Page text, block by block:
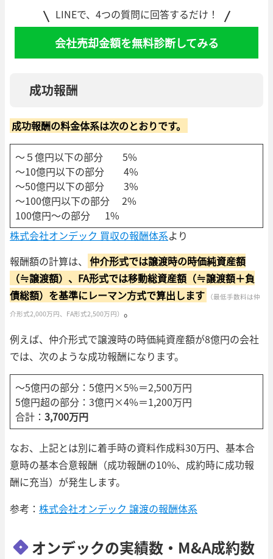
LINEで、4つの質問に回答するだけ！
会社売却金額を無料診断してみる
成功報酬
成功報酬の料金体系は次のとおりです。
～５億円以下の部分 5%
～10億円以下の部分 4%
～50億円以下の部分 3%
～100億円以下の部分 2%
100億円～の部分 1%
株式会社オンデック 買収の報酬体系より
報酬額の計算は、 仲介形式では譲渡時の時価純資産額
（≒譲渡額）、FA形式では移動総資産額（≒譲渡額＋負
債総額）を基準にレーマン方式で算出します
（最低手数料は仲
介形式2,000万円、FA形式2,500万円） 。
例えば、仲介形式で譲渡時の時価純資産額が8億円の会社
では、次のような成功報酬になります。
～5億円の部分：5億円×5%＝2,500万円
5億円超の部分：3億円×4%＝1,200万円
合計： 3,700万円
なお、上記とは別に着手時の資料作成料30万円、基本合
意時の基本合意報酬（成功報酬の10%、成約時に成功報
酬に充当）が発生します。
参考： 株式会社オンデック 譲渡の報酬体系
オンデックの実績数・M&A成約数